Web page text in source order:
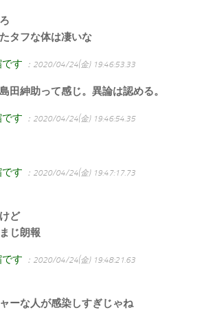
タフな体は凄いな
す ：2020/04/24(金) 19:46:53.33
田紳助って感じ。異論は認める。
す ：2020/04/24(金) 19:46:54.35
す ：2020/04/24(金) 19:47:17.73
ど
じ朗報
す ：2020/04/24(金) 19:48:21.63
ーな人が感染しすぎじゃね